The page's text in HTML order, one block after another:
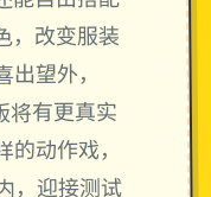
，改变服装
望外，
将有更真实
动作戏，